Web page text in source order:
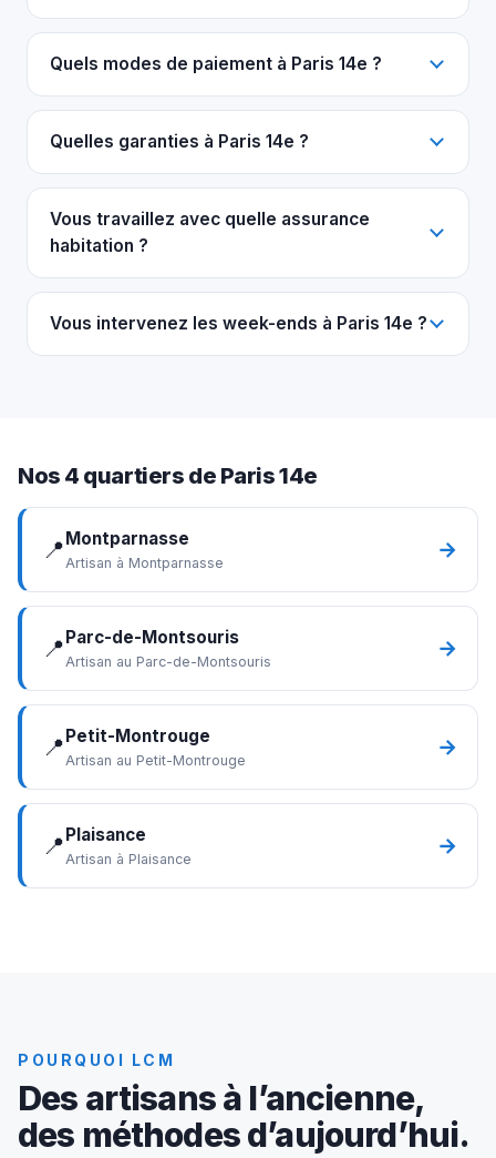
Quels modes de paiement à Paris 14e ?
Quelles garanties à Paris 14e ?
Vous travaillez avec quelle assurance
habitation ?
Vous intervenez les week-ends à Paris 14e ?
Nos 4 quartiers de Paris 14e
📍Montparnasse
Artisan à Montparnasse →
📍Parc-de-Montsouris
Artisan au Parc-de-Montsouris →
📍Petit-Montrouge
Artisan au Petit-Montrouge →
📍Plaisance
Artisan à Plaisance →
POURQUOI LCM
Des artisans à l’ancienne,
des méthodes d’aujourd’hui.